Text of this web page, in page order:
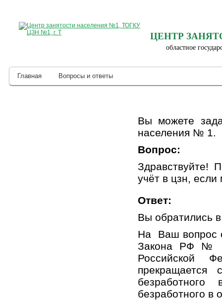
ЦЕНТР
областное
Главная Вопросы и ответы
Вы можете
населения № 1.
Вопрос:
Здравствуйте!
учёт в цзн, если
Ответ:
Вы обратились
На Ваш вопрос
Закона РФ №
Российской
безработного в